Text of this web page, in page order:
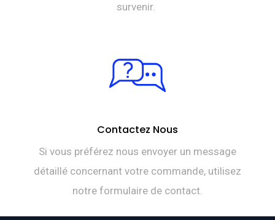
survenir.
Contactez Nous
Si vous préférez nous envoyer un message
détaillé concernant votre commande, utilisez
notre formulaire de contact.